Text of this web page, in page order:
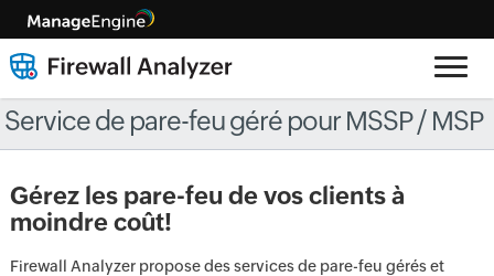
Service de pare-feu géré pour MSSP / MSP
Gérez les pare-feu de vos clients à
moindre coût!
Firewall Analyzer propose des services de pare-feu gérés et